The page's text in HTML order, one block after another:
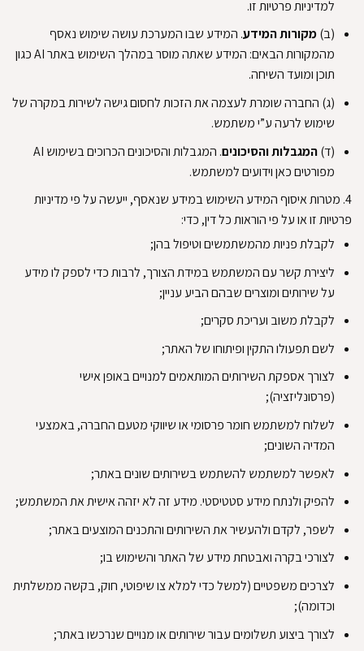
למדיניות פרטיות זו.
(ב)מקורות המידע. המידע שבו המערכת עושה שימוש נאסף
מהמקורות הבאים: המידע שאתה מוסר במהלך השימוש באתר AI כגון
תוכן ומועד השיחה.
(ג) החברה שומרת לעצמה את הזכות לחסום גישה לשירות במקרה של
שימוש לרעה ע”י משתמש.
(ד)המגבלות והסיכונים.
המגבלות והסיכונים הכרוכים בשימוש AI
מפורטים כאן וידועים למשתמש.
4. מטרות איסוף המידע השימוש במידע שנאסף, ייעשה על פי מדיניות
פרטיות זו או על פי הוראות כל דין, כדי:
לקבלת פניות מהמשתמשים וטיפול בהן;
ליצירת קשר עם המשתמש במידת הצורך, לרבות כדי לספק לו מידע
על שירותים ומוצרים שבהם הביע עניין;
לקבלת משוב ועריכת סקרים;
לשם תפעולו התקין ופיתוחו של האתר;
לצורך אספקת השירותים המותאמים למנויים באופן אישי
(פרסונליזציה);
לשלוח למשתמש חומר פרסומי או שיווקי מטעם החברה, באמצעי
המדיה השונים;
לאפשר למשתמש להשתמש בשירותים שונים באתר;
להפיק ולנתח מידע סטטיסטי. מידע זה לא יזהה אישית את המשתמש;
לשפר, לקדם ולהעשיר את השירותים והתכנים המוצעים באתר;
לצורכי בקרה ואבטחת מידע של האתר והשימוש בו;
לצרכים משפטיים (למשל כדי למלא צו שיפוטי, חוק, בקשה ממשלתית
וכדומה);
לצורך ביצוע תשלומים עבור שירותים או מנויים שנרכשו באתר;